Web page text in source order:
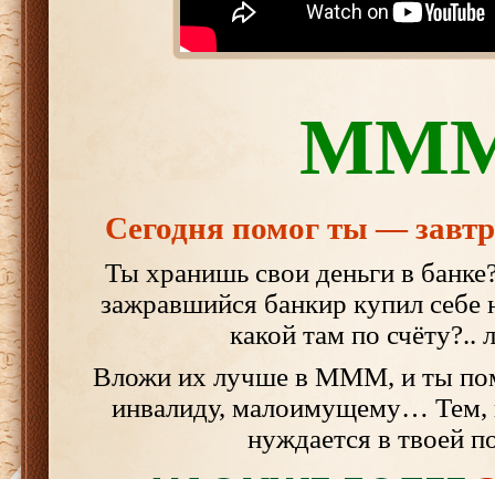
Сегодня помог ты —
Ты хранишь свои деньги в
зажравшийся банкир купил себе
какой там по счёту?..
Вложи их лучше в МММ, и ты
инвалиду, малоимущему… Тем,
нуждается в твоей